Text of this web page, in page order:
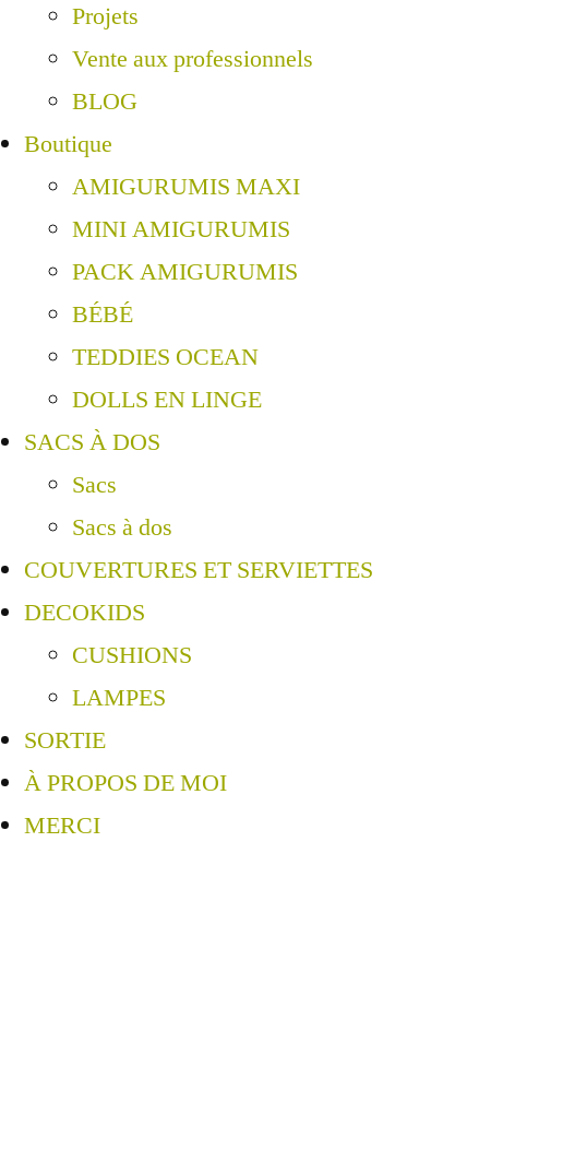
Projets
Vente aux professionnels
BLOG
Boutique
AMIGURUMIS MAXI
MINI AMIGURUMIS
PACK AMIGURUMIS
BÉBÉ
TEDDIES OCEAN
DOLLS EN LINGE
SACS À DOS
Sacs
Sacs à dos
COUVERTURES ET SERVIETTES
DECOKIDS
CUSHIONS
LAMPES
SORTIE
À PROPOS DE MOI
MERCI